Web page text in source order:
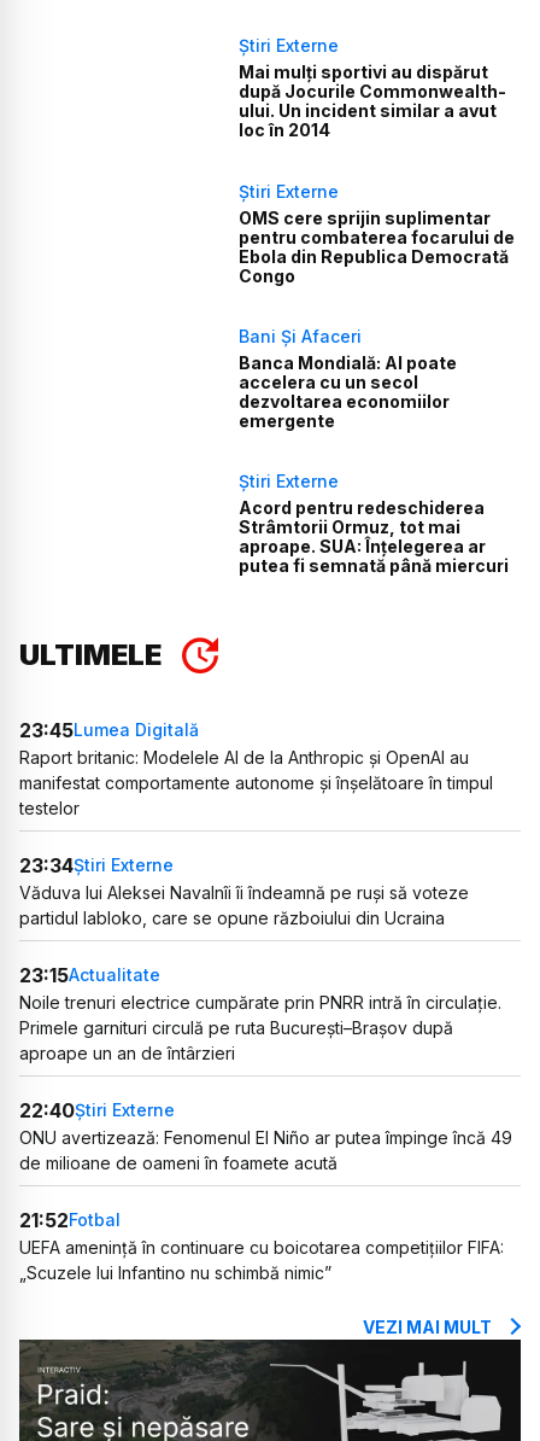
Știri Externe
Mai mulți sportivi au dispărut
după Jocurile Commonwealth-
ului. Un incident similar a avut
loc în 2014
Știri Externe
OMS cere sprijin suplimentar
pentru combaterea focarului de
Ebola din Republica Democrată
Congo
Bani Și Afaceri
Banca Mondială: AI poate
accelera cu un secol
dezvoltarea economiilor
emergente
Știri Externe
Acord pentru redeschiderea
Strâmtorii Ormuz, tot mai
aproape. SUA: Înțelegerea ar
putea fi semnată până miercuri
ULTIMELE
23:45Lumea Digitală
Raport britanic: Modelele AI de la Anthropic și OpenAI au
manifestat comportamente autonome și înșelătoare în timpul
testelor
23:34Știri Externe
Văduva lui Aleksei Navalnîi îi îndeamnă pe ruși să voteze
partidul Iabloko, care se opune războiului din Ucraina
23:15Actualitate
Noile trenuri electrice cumpărate prin PNRR intră în circulație.
Primele garnituri circulă pe ruta București–Brașov după
aproape un an de întârzieri
22:40Știri Externe
ONU avertizează: Fenomenul El Niño ar putea împinge încă 49
de milioane de oameni în foamete acută
21:52Fotbal
UEFA amenință în continuare cu boicotarea competițiilor FIFA:
„Scuzele lui Infantino nu schimbă nimic”
VEZI MAI MULT